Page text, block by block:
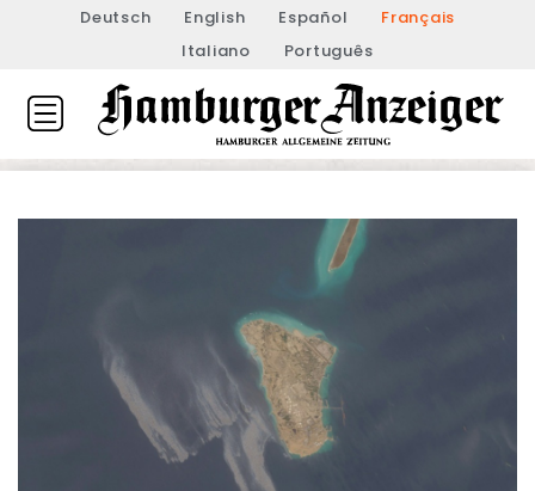
Deutsch English Español
Français
Italiano
Português